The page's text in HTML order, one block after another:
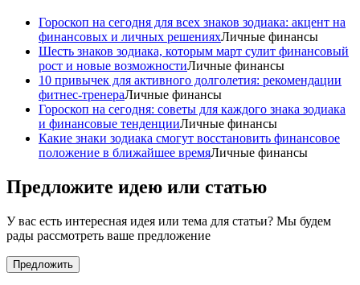
Гороскоп на сегодня для всех знаков зодиака: акцент на
финансовых и личных решенияхЛичные финансы
Шесть знаков зодиака, которым март сулит финансовый
рост и новые возможностиЛичные финансы
10 привычек для активного долголетия: рекомендации
фитнес-тренераЛичные финансы
Гороскоп на сегодня: советы для каждого знака зодиака
и финансовые тенденцииЛичные финансы
Какие знаки зодиака смогут восстановить финансовое
положение в ближайшее времяЛичные финансы
Предложите идею или статью
У вас есть интересная идея или тема для статьи? Мы будем
рады рассмотреть ваше предложение
Предложить